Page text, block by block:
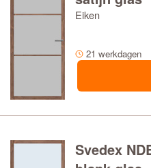
Eiken
21 werkdagen
Svedex